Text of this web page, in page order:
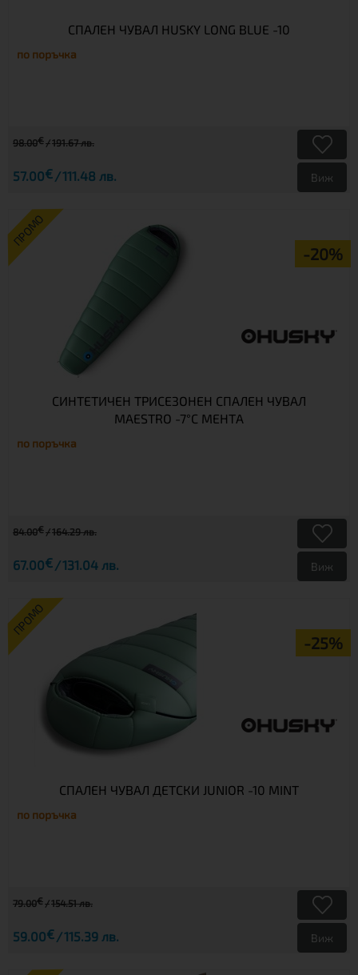
СПАЛЕН ЧУВАЛ HUSKY LONG BLUE -10
по поръчка
98.00€ 191.67 лв.
57.00€ 111.48 лв. Виж
ПРОМО
-20%
СИНТЕТИЧЕН ТРИСЕЗОНЕН СПАЛЕН ЧУВАЛ
MAESTRO -7°C МЕНТА
по поръчка
84.00€ 164.29 лв.
67.00€ 131.04 лв. Виж
ПРОМО
-25%
СПАЛЕН ЧУВАЛ ДЕТСКИ JUNIOR -10 MINT
по поръчка
79.00€ 154.51 лв.
59.00€ 115.39 лв. Виж